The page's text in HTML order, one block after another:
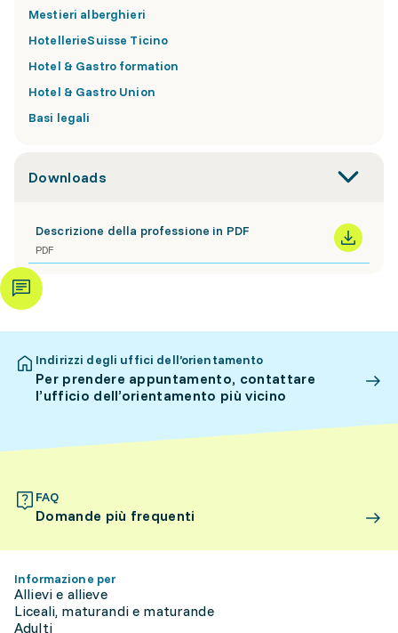
Mestieri alberghieri
HotellerieSuisse Ticino
Hotel & Gastro formation
Hotel & Gastro Union
Basi legali
Downloads
Descrizione della professione in PDF
PDF
Indirizzi degli uffici dell’orientamento
Per prendere appuntamento, contattare
l’ufficio dell’orientamento più vicino
FAQ
Domande più frequenti
Informazione per
Allievi e allieve
Liceali, maturandi e maturande
Adulti